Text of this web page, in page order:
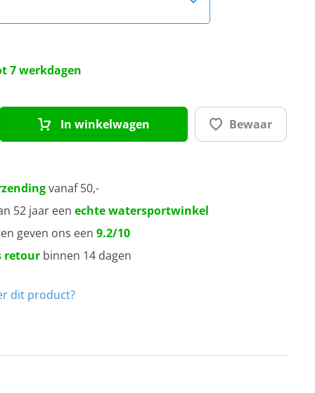
7 werkdagen
In winkelwagen Bewaar
vanaf 50,-
52 jaar een echte watersportwinkel
geven ons een 9.2/10
retourbinnen 14 dagen
dit product?